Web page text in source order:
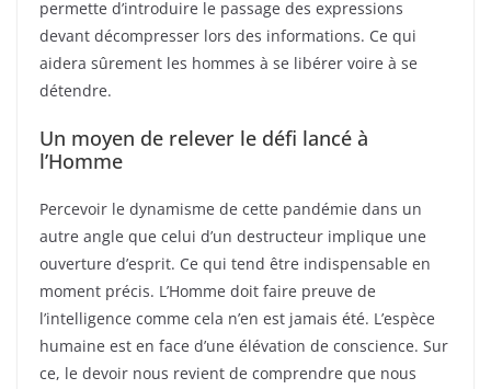
permette d’introduire le passage des expressions
devant décompresser lors des informations. Ce qui
aidera sûrement les hommes à se libérer voire à se
détendre.
Un moyen de relever le défi lancé à
l’Homme
Percevoir le dynamisme de cette pandémie dans un
autre angle que celui d’un destructeur implique une
ouverture d’esprit. Ce qui tend être indispensable en
moment précis. L’Homme doit faire preuve de
l’intelligence comme cela n’en est jamais été. L’espèce
humaine est en face d’une élévation de conscience. Sur
ce, le devoir nous revient de comprendre que nous